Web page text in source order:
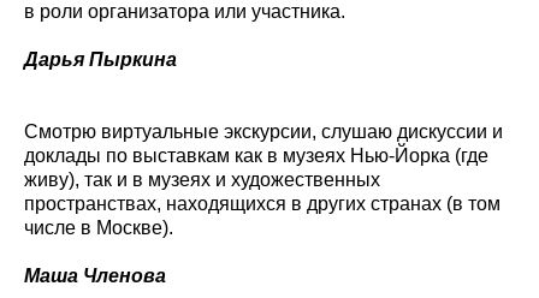
в роли организатора или участника.
Дарья Пыркина
Смотрю виртуальные экскурсии, слушаю дискуссии и
доклады по выставкам как в музеях Нью-Йорка (где
живу), так и в музеях и художественных
пространствах, находящихся в других странах (в том
числе в Москве).
Маша Членова